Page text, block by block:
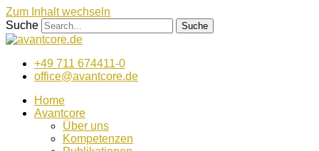
Zum Inhalt wechseln
Suche
Suche
+49 711 674411-0
office@avantcore.de
Home
Avantcore
Über uns
Kompetenzen